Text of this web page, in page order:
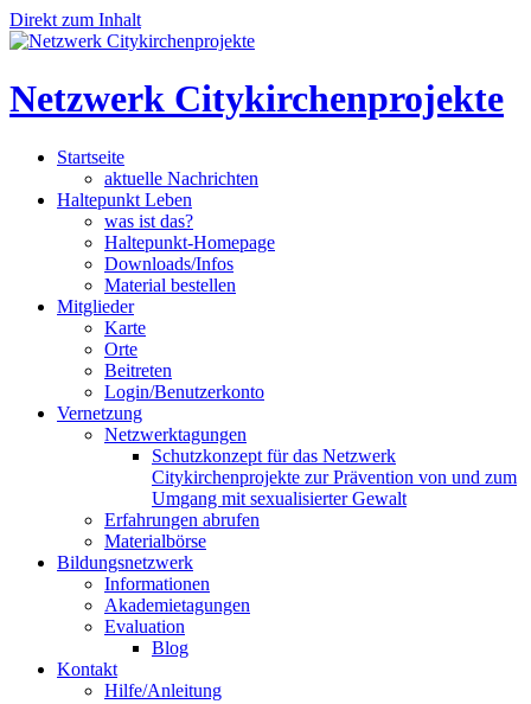
Direkt zum Inhalt
Netzwerk Citykirchenprojekte
Startseite
aktuelle Nachrichten
Haltepunkt Leben
was ist das?
Haltepunkt-Homepage
Downloads/Infos
Material bestellen
Mitglieder
Karte
Orte
Beitreten
Login/Benutzerkonto
Vernetzung
Netzwerktagungen
Schutzkonzept für das Netzwerk
Citykirchenprojekte zur Prävention von und zum
Umgang mit sexualisierter Gewalt
Erfahrungen abrufen
Materialbörse
Bildungsnetzwerk
Informationen
Akademietagungen
Evaluation
Blog
Kontakt
Hilfe/Anleitung